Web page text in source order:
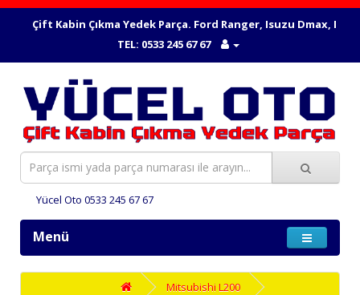
Çift Kabin Çıkma Yedek Parça. Ford Ranger, Isuzu Dmax,
TEL: 0533 245 67 67
Yücel Oto 0533 245 67 67
Menü
Mitsubishi L200